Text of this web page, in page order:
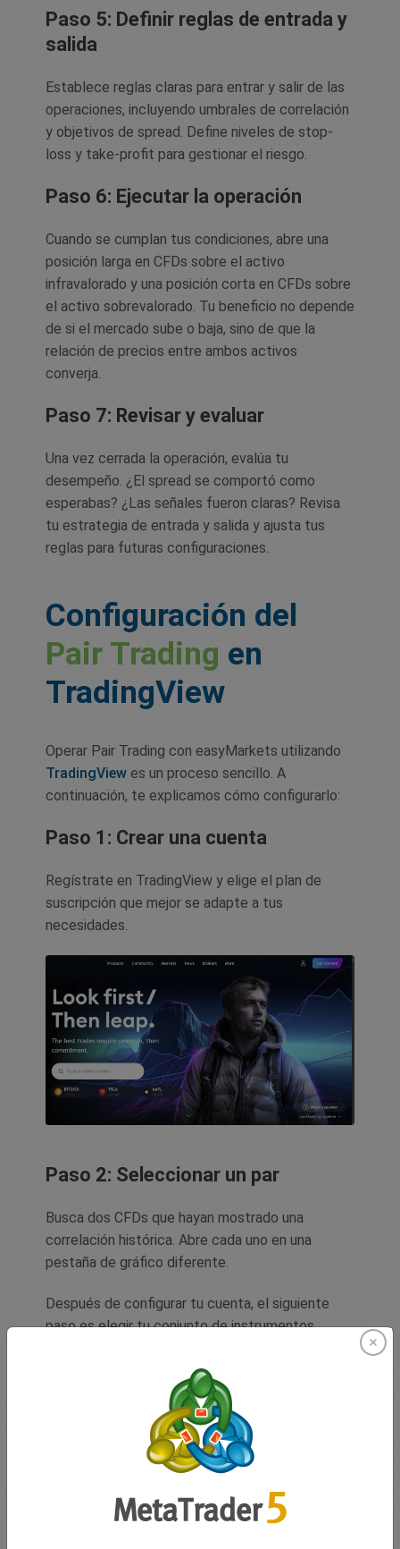
Paso 5: Definir reglas de entrada y
salida
Establece reglas claras para entrar y salir de las
operaciones, incluyendo umbrales de correlación
y objetivos de spread. Define niveles de stop-
loss y take-profit para gestionar el riesgo.
Paso 6: Ejecutar la operación
Cuando se cumplan tus condiciones, abre una
posición larga en CFDs sobre el activo
infravalorado y una posición corta en CFDs sobre
el activo sobrevalorado. Tu beneficio no depende
de si el mercado sube o baja, sino de que la
relación de precios entre ambos activos
converja.
Paso 7: Revisar y evaluar
Una vez cerrada la operación, evalúa tu
desempeño. ¿El spread se comportó como
esperabas? ¿Las señales fueron claras? Revisa
tu estrategia de entrada y salida y ajusta tus
reglas para futuras configuraciones.
Configuración del
Pair Trading en
TradingView
Operar Pair Trading con easyMarkets utilizando
TradingView es un proceso sencillo. A
continuación, te explicamos cómo configurarlo:
Paso 1: Crear una cuenta
Regístrate en TradingView y elige el plan de
suscripción que mejor se adapte a tus
necesidades.
Paso 2: Seleccionar un par
Busca dos CFDs que hayan mostrado una
correlación histórica. Abre cada uno en una
pestaña de gráfico diferente.
Después de configurar tu cuenta, el siguiente
paso es elegir tu conjunto de instrumentos
cerca un comportamiento similar —como
acciones, índices, forex, materias primas u otros-
basándote en tu investigación.Dirígete al panel
principal e introduce el nombre del primer CFD en
la barra de búsqueda, luego presiona Enter. El
nueva pestaña.